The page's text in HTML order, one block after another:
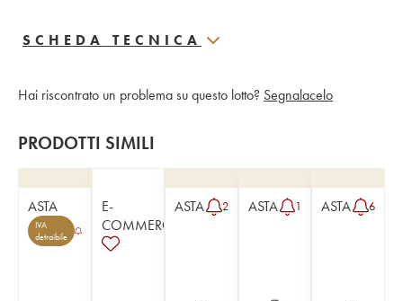
SCHEDA TECNICA
Hai riscontrato un problema su questo lotto? Segnalacelo
PRODOTTI SIMILI
ASTA
IVA
detraibile
E-
COMMERCE
ASTA 2 ASTA 1 ASTA 6